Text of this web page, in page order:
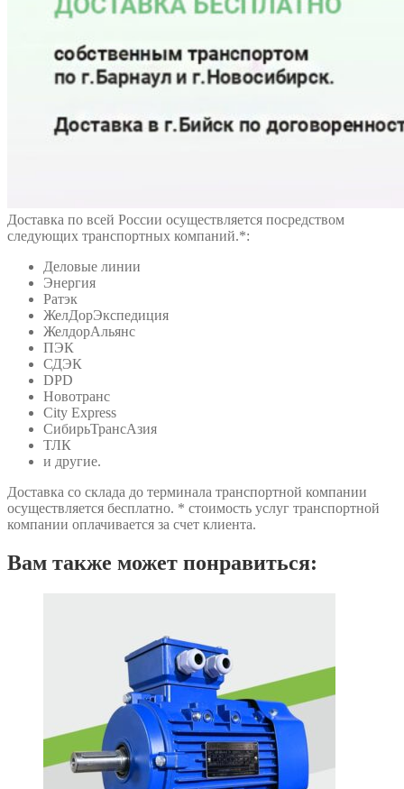
Доставка по всей России осуществляется посредством
следующих транспортных компаний.*:
Деловые линии
Энергия
Ратэк
ЖелДорЭкспедиция
ЖелдорАльянс
ПЭК
СДЭК
DPD
Новотранс
City Express
СибирьТрансАзия
ТЛК
и другие.
Доставка со склада до терминала транспортной компании
осуществляется бесплатно. * стоимость услуг транспортной
компании оплачивается за счет клиента.
Вам также может понравиться: